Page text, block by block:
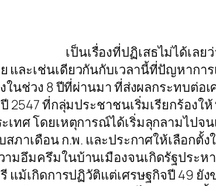
เป็นเรื่องที่ปฏิเสธไม่ได้เล
และเช่นเดียวกันกับเวลานี้ที่ปัญหาก
ในช่วง 8 ปีที่ผ่านมา ที่ส่งผลกระทบต่
2547 ที่กลุ่มประชาชนเริ่มเรียกร้อง
ทศ โดยเหตุการณ์ได้เริ่มลุกลามไป
าเดือน ก.พ. และประกาศให้เลือกตั้ง
มอึมครึมในบ้านเมืองจนเกิดรัฐประห
ม้เกิดการปฏิวัติแต่เศรษฐกิจปี 49 ยัง